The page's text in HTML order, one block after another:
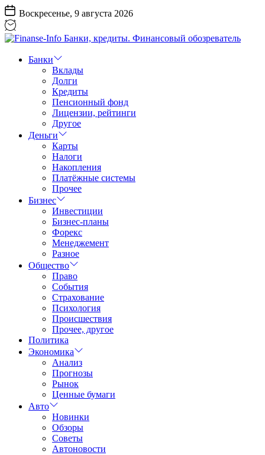
Перейти
к
содержанию
Воскресенье, 9 августа 2026
Info
Финансовый
обозреватель
Банки
Вклады
Долги
Кредиты
Пенсионный фонд
Лицензии, рейтинги
Другое
Деньги
Карты
Налоги
Накопления
Платёжные системы
Прочее
Бизнес
Инвестиции
Бизнес-планы
Форекс
Менеджемент
Разное
Общество
Право
События
Страхование
Психология
Происшествия
Прочее, другое
Политика
Экономика
Анализ
Прогнозы
Рынок
Ценные бумаги
Авто
Новинки
Обзоры
Советы
Автоновости